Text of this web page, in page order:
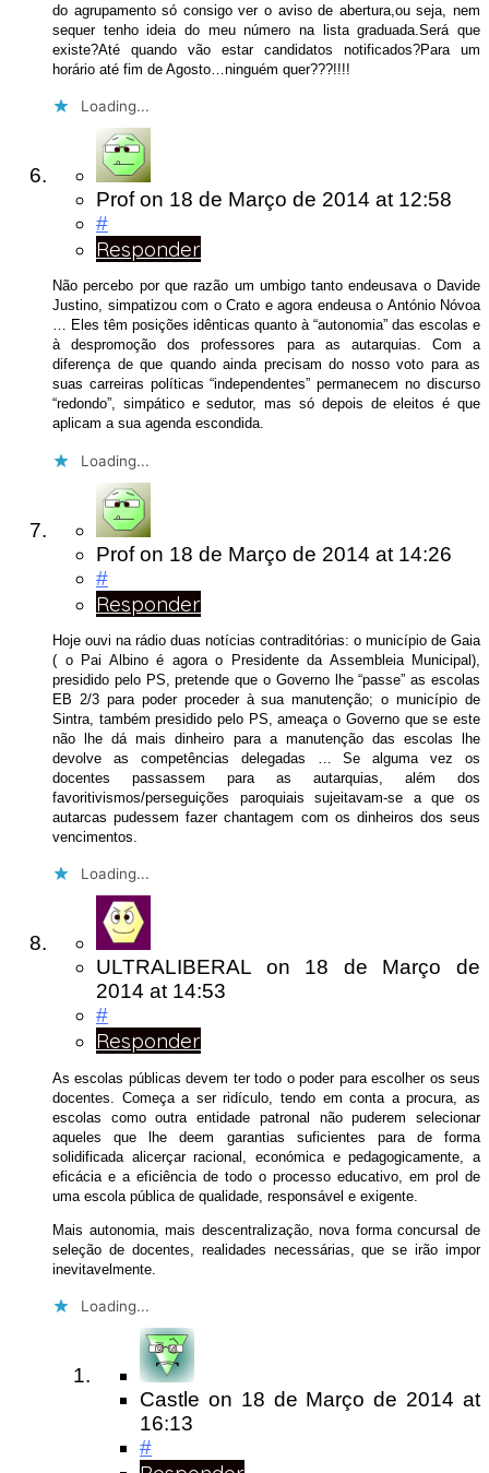
do agrupamento só consigo ver o aviso de abertura,ou seja, nem
sequer tenho ideia do meu número na lista graduada.Será que
existe?Até quando vão estar candidatos notificados?Para um
horário até fim de Agosto…ninguém quer???!!!!
Loading...
Profon 18 de Março de 2014 at 12:58
#
Responder
Não percebo por que razão um umbigo tanto endeusava o Davide
Justino, simpatizou com o Crato e agora endeusa o António Nóvoa
… Eles têm posições idênticas quanto à “autonomia” das escolas e
à despromoção dos professores para as autarquias. Com a
diferença de que quando ainda precisam do nosso voto para as
suas carreiras políticas “independentes” permanecem no discurso
“redondo”, simpático e sedutor, mas só depois de eleitos é que
aplicam a sua agenda escondida.
Loading...
Profon 18 de Março de 2014 at 14:26
#
Responder
Hoje ouvi na rádio duas notícias contraditórias: o município de Gaia
( o Pai Albino é agora o Presidente da Assembleia Municipal),
presidido pelo PS, pretende que o Governo lhe “passe” as escolas
EB 2/3 para poder proceder à sua manutenção; o município de
Sintra, também presidido pelo PS, ameaça o Governo que se este
não lhe dá mais dinheiro para a manutenção das escolas lhe
devolve as competências delegadas … Se alguma vez os
docentes passassem para as autarquias, além dos
favoritivismos/perseguições paroquiais sujeitavam-se a que os
autarcas pudessem fazer chantagem com os dinheiros dos seus
vencimentos.
Loading...
ULTRALIBERAL on 18 de Março de
2014 at 14:53
#
Responder
As escolas públicas devem ter todo o poder para escolher os seus
docentes. Começa a ser ridículo, tendo em conta a procura, as
escolas como outra entidade patronal não puderem selecionar
aqueles que lhe deem garantias suficientes para de forma
solidificada alicerçar racional, económica e pedagogicamente, a
eficácia e a eficiência de todo o processo educativo, em prol de
uma escola pública de qualidade, responsável e exigente.
Mais autonomia, mais descentralização, nova forma concursal de
seleção de docentes, realidades necessárias, que se irão impor
inevitavelmente.
Loading...
Castle on 18 de Março de 2014at
16:13
#